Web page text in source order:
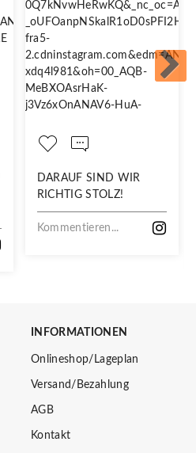
DARAUF SIND WIR
RICHTIG STOLZ!
Kommentieren...
INFORMATIONEN
Onlineshop/Lageplan
Versand/Bezahlung
AGB
Kontakt